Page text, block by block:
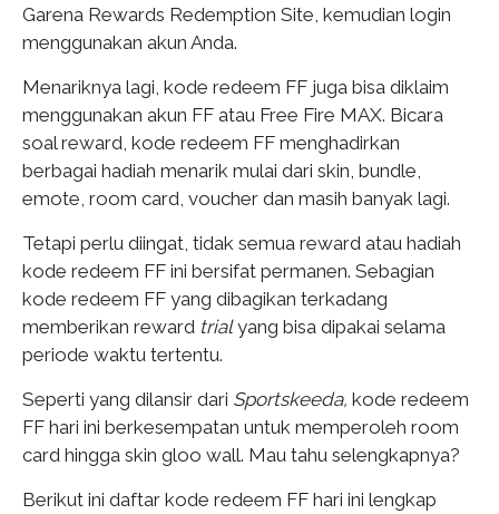
Garena Rewards Redemption Site, kemudian login
menggunakan akun Anda.
Menariknya lagi, kode redeem FF juga bisa diklaim
menggunakan akun FF atau Free Fire MAX. Bicara
soal reward, kode redeem FF menghadirkan
berbagai hadiah menarik mulai dari skin, bundle,
emote, room card, voucher dan masih banyak lagi.
Tetapi perlu diingat, tidak semua reward atau hadiah
kode redeem FF ini bersifat permanen. Sebagian
kode redeem FF yang dibagikan terkadang
memberikan reward trialyang bisa dipakai selama
periode waktu tertentu.
Seperti yang dilansir dari Sportskeeda, kode redeem
FF hari ini berkesempatan untuk memperoleh room
card hingga skin gloo wall. Mau tahu selengkapnya?
Berikut ini daftar kode redeem FF hari ini lengkap